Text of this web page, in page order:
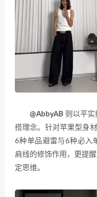
@AbbyAB 则以平
搭理念。针对苹果型身
6种单品避雷与6种必入
肩线的修饰作用，更提
定思维。